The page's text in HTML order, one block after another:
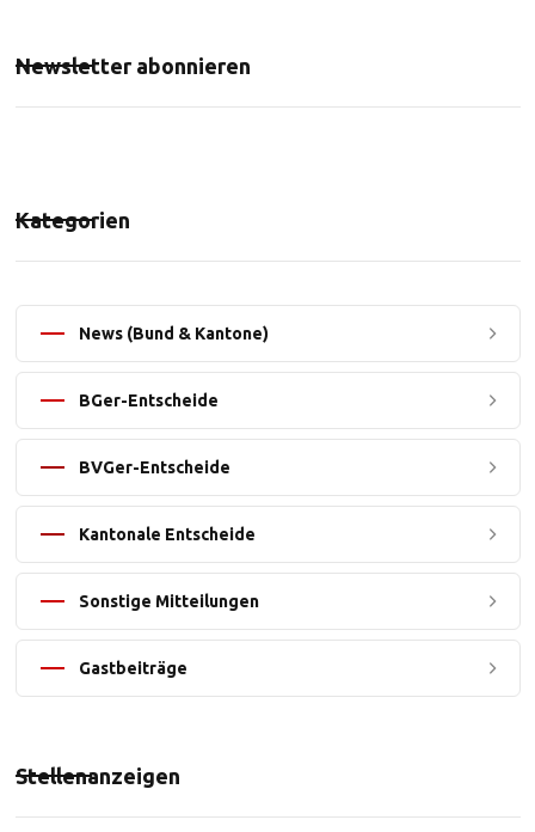
Newsletter abonnieren
Kategorien
News (Bund & Kantone)
BGer-Entscheide
BVGer-Entscheide
Kantonale Entscheide
Sonstige Mitteilungen
Gastbeiträge
Stellenanzeigen